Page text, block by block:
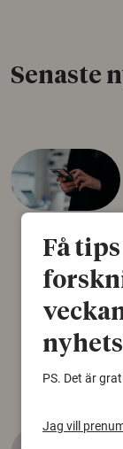
Senaste
Få
PS. Det är
Jag vill